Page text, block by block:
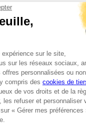
de bureau
Knokke-Heist
pour les
horaires
Vallée à Knokke-